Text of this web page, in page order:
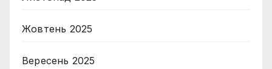
Жовтень 2025
Вересень 2025